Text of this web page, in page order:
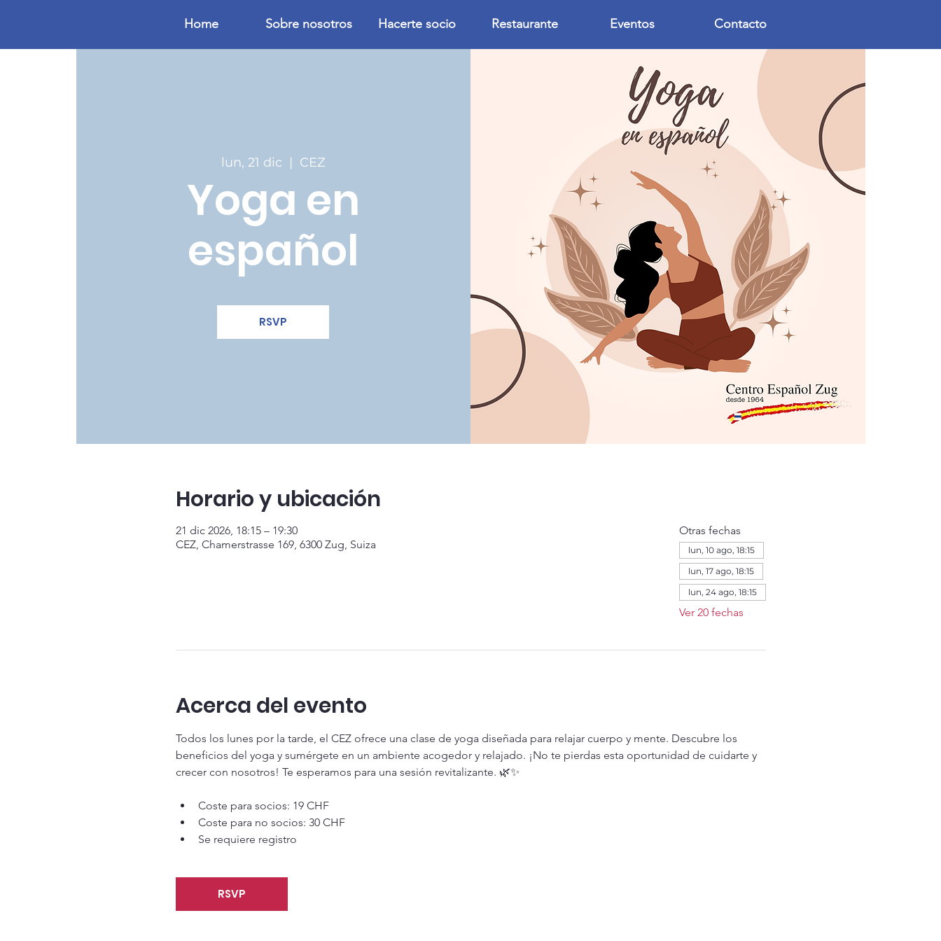
Home Sobre nosotros Hacerte socio Restaurante Eventos Contacto
lun, 21 dic
  |
CEZ
Yoga en
español
RSVP
Horario y ubicación
21 dic 2026, 18:15 – 19:30
CEZ, Chamerstrasse 169, 6300 Zug, Suiza
Otras fechas
lun, 10 ago, 18:15
lun, 17 ago, 18:15
lun, 24 ago, 18:15
Ver 20 fechas
Acerca del evento
Todos los lunes por la tarde, el CEZ ofrece una clase de yoga diseñada para relajar cuerpo y mente. Descubre los
beneficios del yoga y sumérgete en un ambiente acogedor y relajado. ¡No te pierdas esta oportunidad de cuidarte y
crecer con nosotros! Te esperamos para una sesión revitalizante. 🌿✨
Coste para socios: 19 CHF
Coste para no socios: 30 CHF
Se requiere registro
RSVP